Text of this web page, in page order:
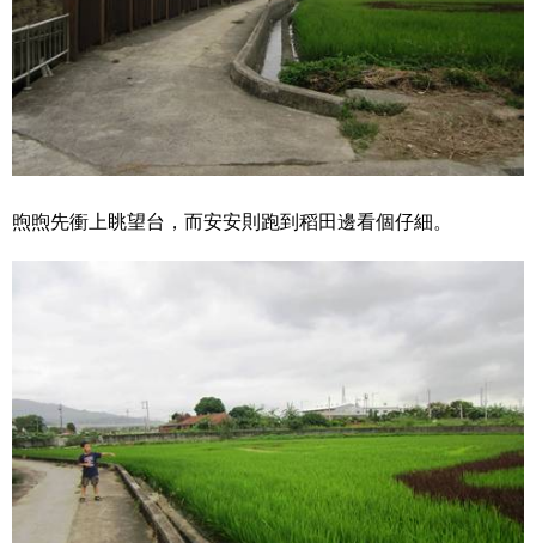
煦煦先衝上眺望台，而安安則跑到稻田邊看個仔細。